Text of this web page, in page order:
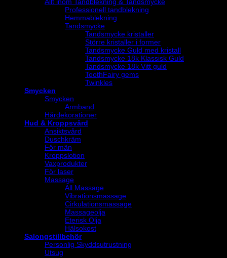
Professionell tandblekning
Hemmablekning
Tandsmycke
Tandsmycke kristaller
Större kristaller i former
Tandsmycke Guld med kristall
Tandsmycke 18k Klassisk Guld
Tandsmycke 18k Vitt guld
ToothFairy gems
Twinkles
Smycken
Smycken
Armband
Hårdekorationer
Hud & Kroppsvård
Ansiktsvård
Duschkräm
För män
Kroppslotion
Vaxprodukter
För laser
Massage
All Massage
Vibrationsmassage
Cirkulationsmassage
Massageolja
Eterisk Olja
Hälsokost
Salongstillbehör
Personlig Skyddsutrustning
Utsug